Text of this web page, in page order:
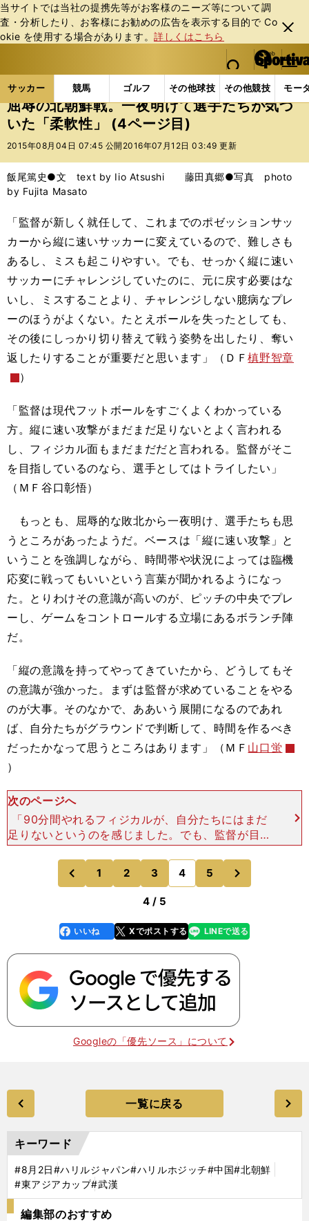
当サイトでは当社の提携先等がお客様のニーズ等について調
査・分析したり、お客様にお勧めの広告を表⽰する⽬的で Co
okie を使⽤する場合があります。詳しくはこちら
閉じ
る
web Sportiva (webスポルティーバ)
検索
マイペ
ー
ジ
メニュ
サッカー 競馬 ゴルフ その他球技 その他競技 モー
ス
ポ
ル
バ
サッカーの記事一覧 サッカー代表 日本代表 屈
屈辱の北朝鮮戦。一夜明けて選手たちが気づ
いた「柔軟性」 (4ページ目)
2015年08月04日 07:45 公開 2016年07月12日 03:49 更新
飯尾篤史●文 text by Iio Atsushi 藤田真郷●写真 photo
by Fujita Masato
「監督が新しく就任して、これまでのポゼッションサッ
カーから縦に速いサッカーに変えているので、難しさも
あるし、ミスも起こりやすい。でも、せっかく縦に速い
サッカーにチャレンジしていたのに、元に戻す必要はな
いし、ミスすることより、チャレンジしない臆病なプレ
ーのほうがよくない。たとえボールを失ったとしても、
その後にしっかり切り替えて戦う姿勢を出したり、奪い
返したりすることが重要だと思います」（ＤＦ槙野智章
）
「監督は現代フットボールをすごくよくわかっている
方。縦に速い攻撃がまだまだ足りないとよく言われる
し、フィジカル面もまだまだだと言われる。監督がそこ
を目指しているのなら、選手としてはトライしたい」
（ＭＦ谷口彰悟）
もっとも、屈辱的な敗北から一夜明け、選手たちも思
うところがあったようだ。ベースは「縦に速い攻撃」と
いうことを強調しながら、時間帯や状況によっては臨機
応変に戦ってもいいという言葉が聞かれるようになっ
た。とりわけその意識が高いのが、ピッチの中央でプレ
ーし、ゲームをコントロールする立場にあるボランチ陣
だ。
「縦の意識を持ってやってきていたから、どうしてもそ
の意識が強かった。まずは監督が求めていることをやる
のが大事。そのなかで、ああいう展開になるのであれ
ば、自分たちがグラウンドで判断して、時間を作るべき
だったかなって思うところはあります」（ＭＦ 山口蛍
）
次のページへ
「90分間やれるフィジカルが、自分たちにはまだ
足りないというのを感じました。でも、監督が目指
しているところはそこなので、最初から逃げるので
はなく、トライしてできるようになりたい。ただ、
うまくいかなくな
前
のページへ
1 2 3 4 5
のページへ
4 / 5
faceboo
k
いいね Xでポストする
line LINEで送る
Googleの「優先ソース」について
一覧に戻る
キーワード
#8月2日#ハリルジャパン#ハリルホジッチ#中国#北朝鮮
#東アジアカップ#武漢
編集部のおすすめ